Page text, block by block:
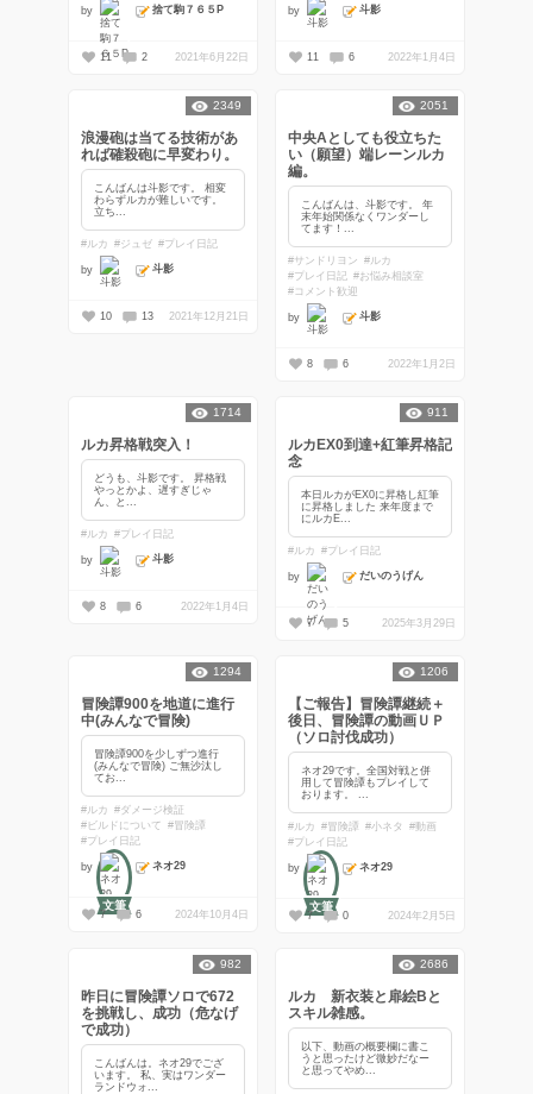
by 捨て駒７６５P
11 2 2021年6月22日
by 斗影
11 6 2022年1月4日
浪漫砲は当てる技術があ
れば確殺砲に早変わり。
こんばんは斗影です。 相変
わらずルカが難しいです。
立ち...
#ルカ #ジュゼ #プレイ日記
by 斗影
2349
10 13 2021年12月21日
中央Aとしても役立ちた
い（願望）端レーンルカ
編。
こんばんは、斗影です。 年
末年始関係なくワンダーし
てます！...
#サンドリヨン #ルカ
#プレイ日記 #お悩み相談室
#コメント歓迎
by 斗影
2051
8 6 2022年1月2日
ルカ昇格戦突入！
どうも、斗影です。 昇格戦
やっとかよ、遅すぎじゃ
ん、と...
#ルカ #プレイ日記
by 斗影
1714
8 6 2022年1月4日
ルカEX0到達+紅筆昇格記
念
本日ルカがEX0に昇格し紅筆
に昇格しました 来年度まで
にルカE...
#ルカ #プレイ日記
by だいのうげん
911
7 5 2025年3月29日
冒険譚900を地道に進行
中(みんなで冒険)
冒険譚900を少しずつ進行
(みんなで冒険) ご無沙汰し
てお...
#ルカ #ダメージ検証
#ビルドについて #冒険譚
#プレイ日記
by
文筆
ネオ29
1294
7 6 2024年10月4日
【ご報告】冒険譚継続＋
後日、冒険譚の動画ＵＰ
（ソロ討伐成功）
ネオ29です。全国対戦と併
用して冒険譚もプレイして
おります。 ...
#ルカ #冒険譚 #小ネタ
#動画
#プレイ日記
by
文筆
ネオ29
1206
7 0 2024年2月5日
昨日に冒険譚ソロで672
を挑戦し、成功（危なげ
で成功）
こんばんは。ネオ29でござ
います。 私、実はワンダー
ランドウォ...
982
ルカ 新衣装と扉絵Bと
スキル雑感。
以下、動画の概要欄に書こ
うと思ったけど微妙だなー
と思ってやめ...
2686